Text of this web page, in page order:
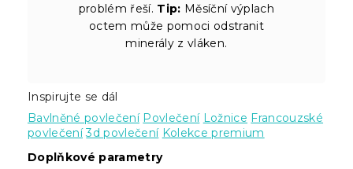
problém řeší. Tip: Měsíční výplach
octem může pomoci odstranit
minerály z vláken.
Inspirujte se dál
Bavlněné povlečení Povlečení Ložnice Francouzské
povlečení 3d povlečení Kolekce premium
Doplňkové parametry